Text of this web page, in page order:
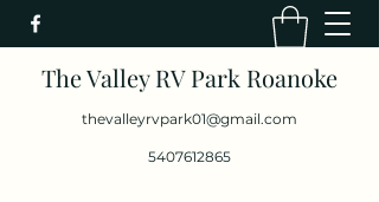
The Valley RV Park Roanoke
thevalleyrvpark01@gmail.com
5407612865